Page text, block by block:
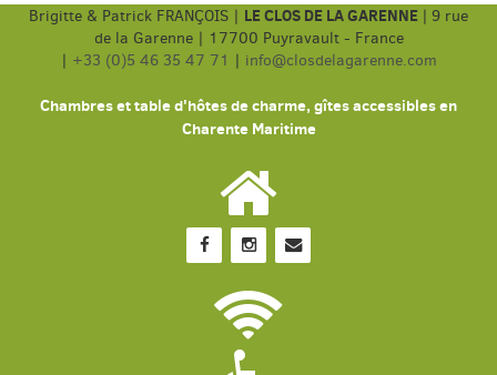
Brigitte & Patrick FRANÇOIS | LE CLOS DE LA GARENNE | 9 rue
de la Garenne | 17700 Puyravault - France
| +33 (0)5 46 35 47 71 | info@closdelagarenne.com
Chambres et table d'hôtes de charme, gîtes accessibles en
Charente Maritime